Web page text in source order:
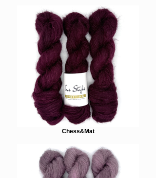
Chess&Mat